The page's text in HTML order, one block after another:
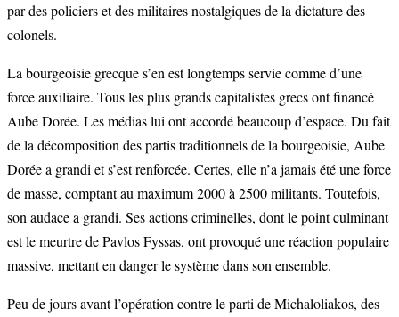
par des policiers et des militaires nostalgiques de la dictature des
colonels.
La bourgeoisie grecque s’en est longtemps servie comme d’une
force auxiliaire. Tous les plus grands capitalistes grecs ont financé
Aube Dorée. Les médias lui ont accordé beaucoup d’espace. Du fait
de la décomposition des partis traditionnels de la bourgeoisie, Aube
Dorée a grandi et s’est renforcée. Certes, elle n’a jamais été une force
de masse, comptant au maximum 2000 à 2500 militants. Toutefois,
son audace a grandi. Ses actions criminelles, dont le point culminant
est le meurtre de Pavlos Fyssas, ont provoqué une réaction populaire
massive, mettant en danger le système dans son ensemble.
Peu de jours avant l’opération contre le parti de Michaloliakos, des